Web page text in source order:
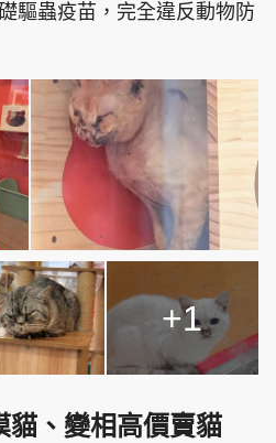
驅蟲疫苗，完全違反動物防
+1
貓、變相高價賣貓